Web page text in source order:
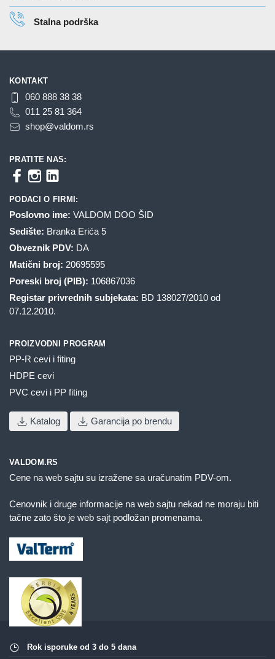
Stalna podrška
KONTAKT
060 888 38 38
011 25 81 364
shop@valdom.rs
PRATITE NAS:
PODACI O FIRMI:
Poslovno ime: VALDOM DOO ŠID
Sedište: Branka Erića 5
Obveznik PDV: DA
Matični broj: 20695595
Poreski broj (PIB): 106867036
Registar privrednih subjekata: BD 138027/2010 od
07.12.2010.
PROIZVODNI PROGRAM
PP-R cevi i fiting
HDPE cevi
PVC cevi i PP fiting
Katalog Garancija po brendu
VALDOM.RS
Cene na web sajtu su izražene sa uračunatim PDV-om.
Cenovnik i druge informacije na web sajtu nekad ne moraju biti
tačne zato što je web sajt podložan promenama.
Rok isporuke od 3 do 5 dana